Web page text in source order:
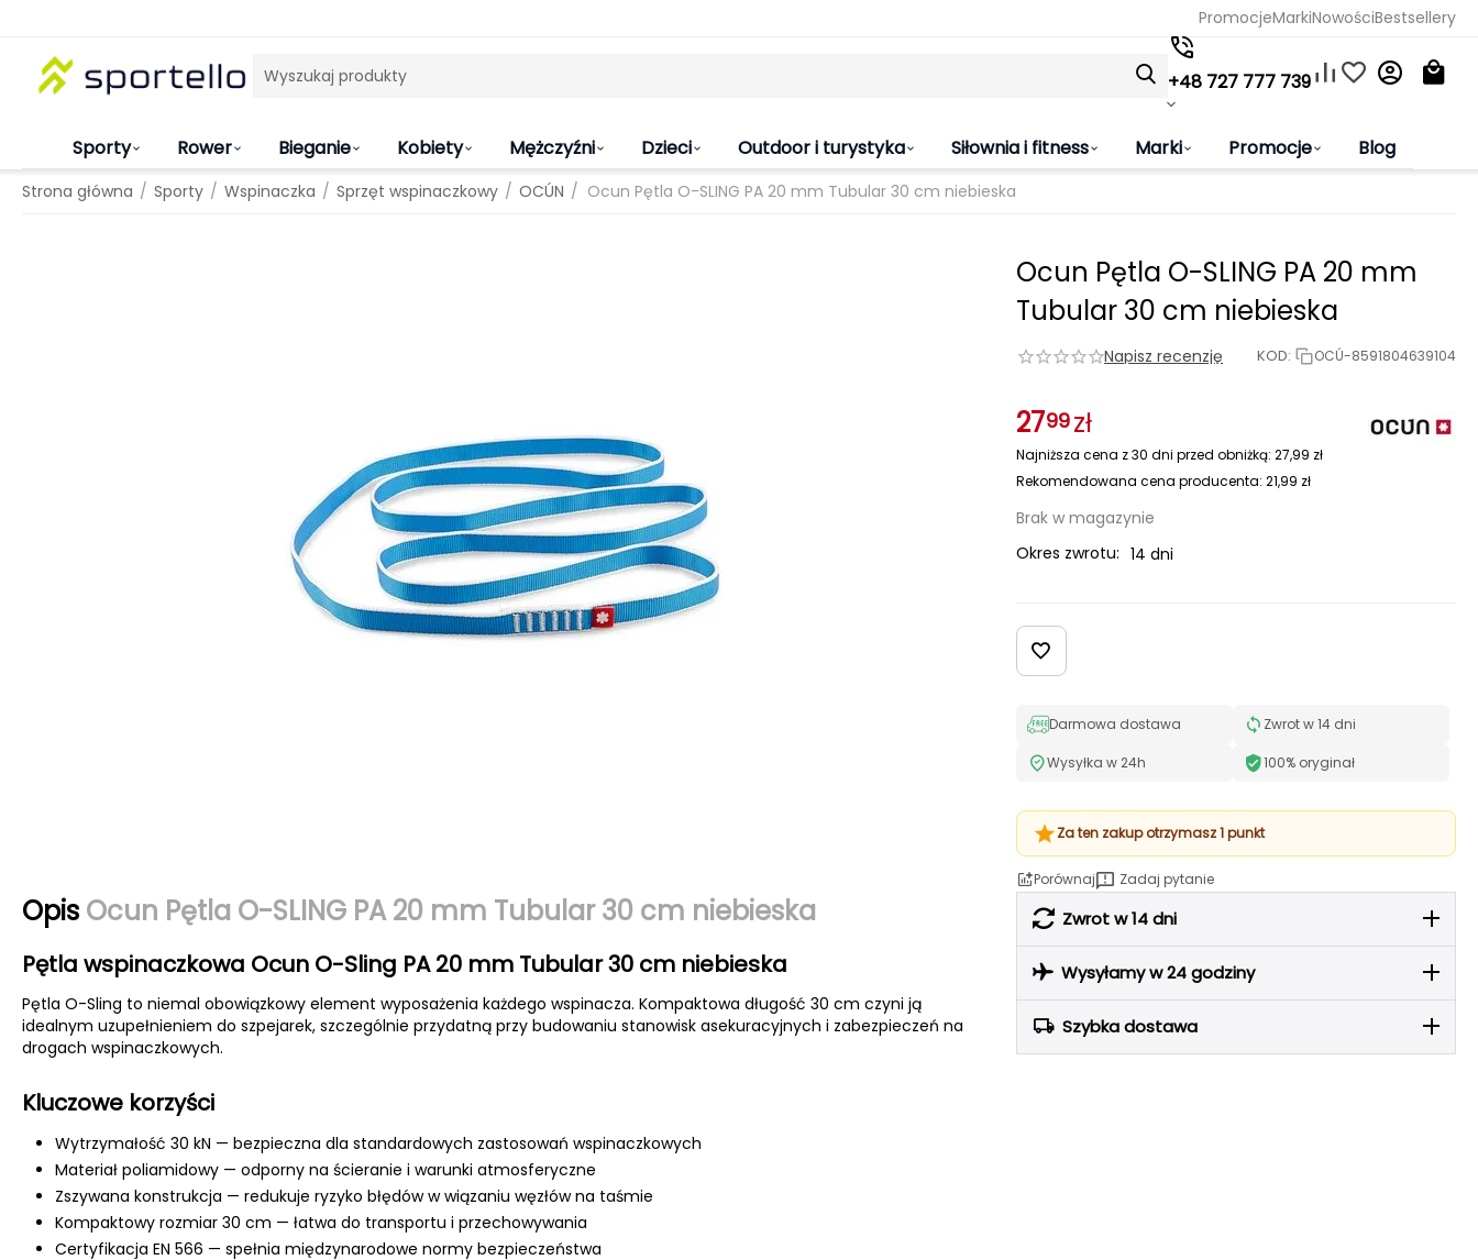
PromocjeMarkiNowościBestsellery
+48 727 777 739
Sporty Rower Bieganie Kobiety Mężczyźni Dzieci Outdoor i turystyka Siłownia i fitness Marki Promocje Blog
Strona główna / Sporty / Wspinaczka / Sprzęt wspinaczkowy / OCÚN / Ocun Pętla O-SLING PA 20 mm Tubular 30 cm niebieska
Ocun Pętla O-SLING PA 20 mm
Tubular 30 cm niebieska
Napisz recenzję KOD: OCÚ-8591804639104
2799zł
Najniższa cena z 30 dni przed obniżką: 27,99 zł
Rekomendowana cena producenta: 21,99 zł
Brak w magazynie
Okres zwrotu: 14 dni
Darmowa dostawa Zwrot w 14 dni
Wysyłka w 24h 100% oryginał
Za ten zakup otrzymasz 1 punkt
Porównaj Zadaj pytanie
Zwrot w 14 dni
Wysyłamy w 24 godziny
Szybka dostawa
Opis Ocun Pętla O-SLING PA 20 mm Tubular 30 cm niebieska
Pętla wspinaczkowa Ocun O-Sling PA 20 mm Tubular 30 cm niebieska
Pętla O-Sling to niemal obowiązkowy element wyposażenia każdego wspinacza. Kompaktowa długość 30 cm czyni ją
idealnym uzupełnieniem do szpejarek, szczególnie przydatną przy budowaniu stanowisk asekuracyjnych i zabezpieczeń na
drogach wspinaczkowych.
Kluczowe korzyści
Wytrzymałość 30 kN — bezpieczna dla standardowych zastosowań wspinaczkowych
Materiał poliamidowy — odporny na ścieranie i warunki atmosferyczne
Zszywana konstrukcja — redukuje ryzyko błędów w wiązaniu węzłów na taśmie
Kompaktowy rozmiar 30 cm — łatwa do transportu i przechowywania
Certyfikacja EN 566 — spełnia międzynarodowe normy bezpieczeństwa